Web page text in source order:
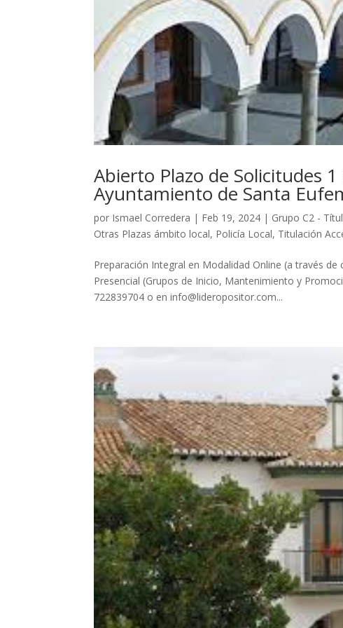
Abierto Plazo de Solicitudes
Ayuntamiento de Santa
por Ismael Corredera | Feb 19, 2024 | Grupo C2 -
Otras Plazas ámbito local, Policía Local, Titulación
Preparación Integral en Modalidad Online (a través
Presencial (Grupos de Inicio, Mantenimiento y
722839704 o en info@lideropositor.com...